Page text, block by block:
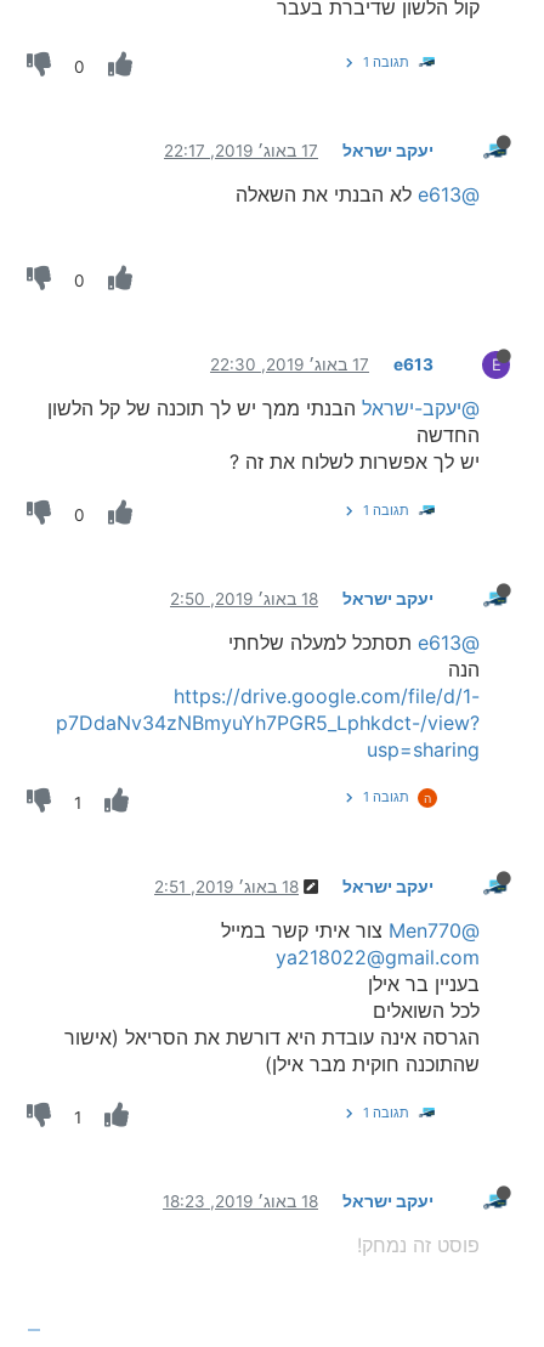
קול הלשון שדיברת בעבר
תגובה 1 0
יעקב ישראל 17 באוג׳ 2019, 22:17
@e613 לא הבנתי את השאלה
0
E
e613 17 באוג׳ 2019, 22:30
@יעקב-ישראל הבנתי ממך יש לך תוכנה של קל הלשון
החדשה
יש לך אפשרות לשלוח את זה ?
תגובה 1 0
יעקב ישראל 18 באוג׳ 2019, 2:50
@e613
תסתכל למעלה שלחתי
הנה
https://drive.google.com/file/d/1-
p7DdaNv34zNBmyuYh7PGR5_Lphkdct-/view?
usp=sharing
ה תגובה 1 1
יעקב ישראל 18 באוג׳ 2019, 2:51
@Men770
צור איתי קשר במייל
ya218022@gmail.com
בעניין בר אילן
לכל השואלים
הגרסה אינה עובדת היא דורשת את הסריאל (אישור
שהתוכנה חוקית מבר אילן)
תגובה 1 1
יעקב ישראל 18 באוג׳ 2019, 18:23
פוסט זה נמחק!